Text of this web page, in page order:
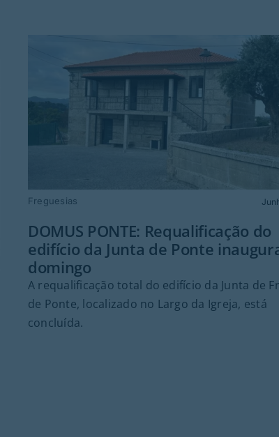
Freguesias
DOMUS PONTE: Requalificação do
edifício da Junta de Ponte
domingo
A requalificação total do edifício da Junta de
de Ponte, localizado no Largo da Igreja, está
concluída.